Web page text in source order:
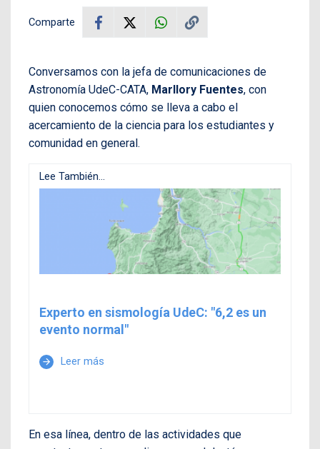
Comparte
Conversamos con la jefa de comunicaciones de
Astronomía UdeC-CATA, Marllory Fuentes, con
quien conocemos cómo se lleva a cabo el
acercamiento de la ciencia para los estudiantes y
comunidad en general.
Lee También...
Experto en sismología UdeC: "6,2 es un
evento normal"
arrow_forward Leer más
En esa línea, dentro de las actividades que